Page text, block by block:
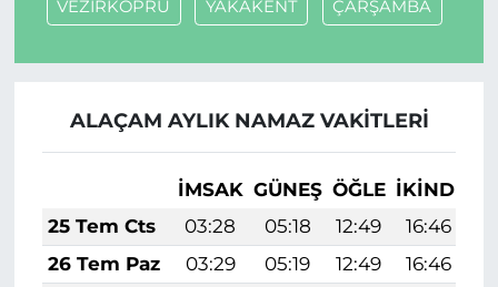
VEZİRKÖPRÜ YAKAKENT ÇARŞAMBA
ALAÇAM AYLIK NAMAZ VAKITLERI
İMSAK GÜNEŞ ÖĞLE İKINDI
25 Tem Cts
03:28 05:18 12:49 16:46
26 Tem Paz
03:29 05:19 12:49 16:46